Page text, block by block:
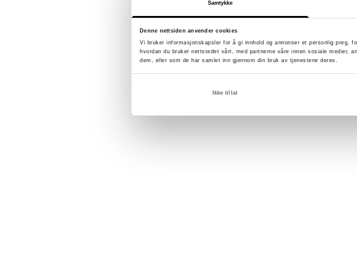
Samtykke
Denne nettsiden anvender cookies
Vi bruker informasjonskapsler for å gi innhold og annonser et personlig preg,
hvordan du bruker nettstedet vårt, med partnerne våre innen sosiale medier,
dem, eller som de har samlet inn gjennom din bruk av tjenestene deres.
Ikke tillat